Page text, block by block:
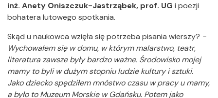
inż. Anety Oniszczuk-Jastrząbek, prof. UG i poezji
bohatera lutowego spotkania.
Skąd u naukowca wzięła się potrzeba pisania wierszy? -
Wychowałem się w domu, w którym malarstwo, teatr,
literatura zawsze były bardzo ważne. Środowisko mojej
mamy to byli w dużym stopniu ludzie kultury i sztuki.
Jako dziecko spędziłem mnóstwo czasu w pracy u mamy,
a było to Muzeum Morskie w Gdańsku. Potem jako